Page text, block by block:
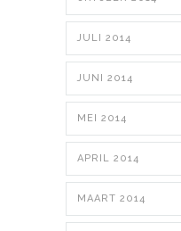
JULI 2014
JUNI 2014
MEI 2014
APRIL 2014
MAART 2014